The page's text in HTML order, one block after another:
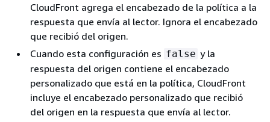
CloudFront agrega el encabezado de la política a la
respuesta que envía al lector. Ignora el encabezado
que recibió del origen.
Cuando esta configuración es false y la
respuesta del origen contiene el encabezado
personalizado que está en la política, CloudFront
incluye el encabezado personalizado que recibió
del origen en la respuesta que envía al lector.